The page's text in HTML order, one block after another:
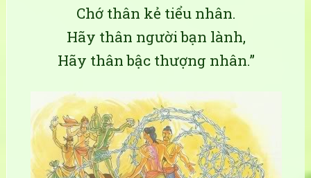
Chớ thân kẻ tiểu nhân.
Hãy thân người bạn lành,
Hãy thân bậc thượng nhân.”